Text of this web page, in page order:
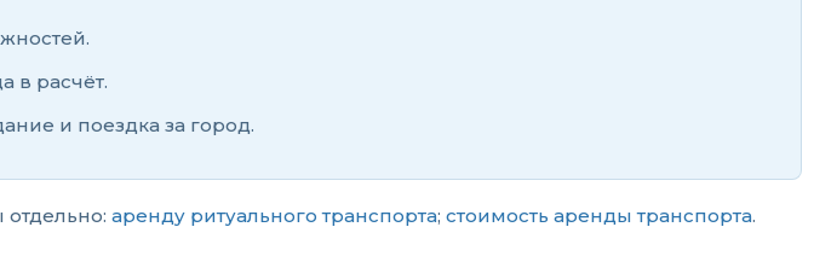
в расчёт.
и поездка за город.
аренду ритуального транспорта; стоимость аренды транспорта.